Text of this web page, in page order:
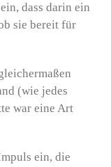
dass darin ein
sie bereit für
(wie jedes
war eine Art
ein, die